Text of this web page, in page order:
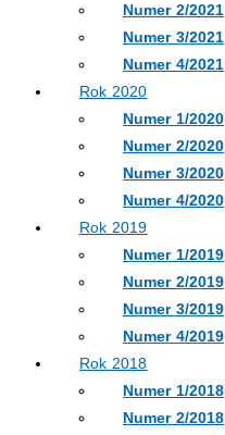
Numer 2/2021
Numer 3/2021
Numer 4/2021
Rok 2020
Numer 1/2020
Numer 2/2020
Numer 3/2020
Numer 4/2020
Rok 2019
Numer 1/2019
Numer 2/2019
Numer 3/2019
Numer 4/2019
Rok 2018
Numer 1/2018
Numer 2/2018